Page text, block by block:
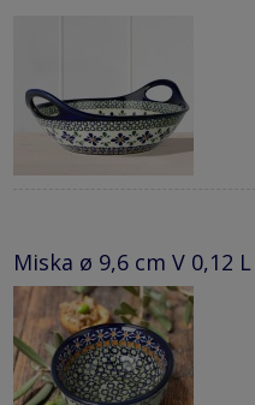
Miska ø 9,6 cm V 0,12